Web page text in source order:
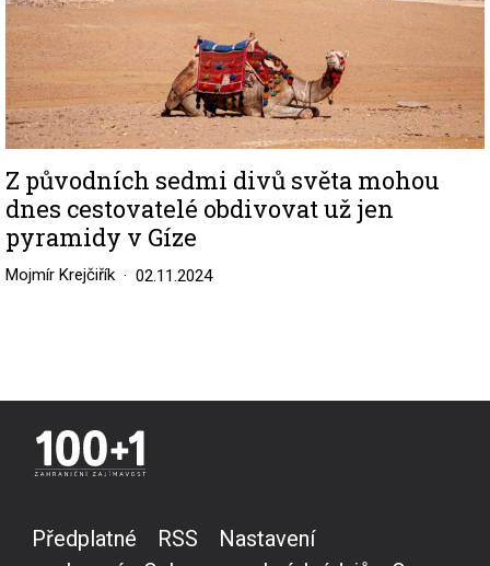
Z původních sedmi divů světa mohou
dnes cestovatelé obdivovat už jen
pyramidy v Gíze
Mojmír Krejčiřík 02.11.2024
Předplatné RSS
Nastavení